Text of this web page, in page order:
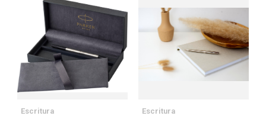
Escritura Escritura